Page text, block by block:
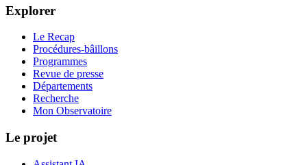
Explorer
Le Recap
Procédures-bâillons
Programmes
Revue de presse
Départements
Recherche
Mon Observatoire
Le projet